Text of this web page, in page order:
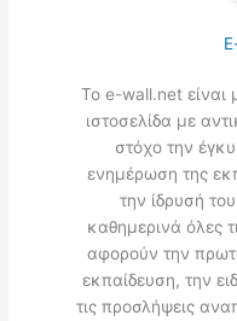
Το e-wall.net είναι
ιστοσελίδα με
στόχο την
ενημέρωση της
την ίδρυσή
καθημερινά όλες
αφορούν την
εκπαίδευση, την
τις προσλήψεις